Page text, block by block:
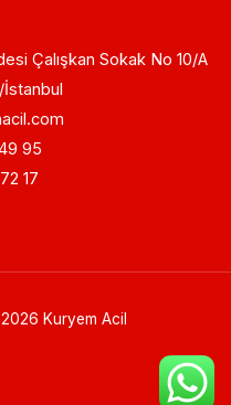
Çalışkan Sokak No 10/A
95
17
2026 Kuryem Acil